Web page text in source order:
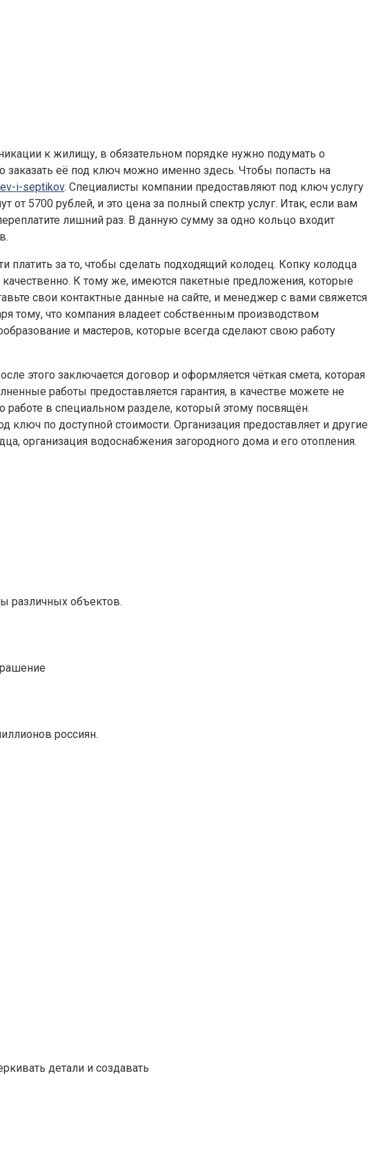
к жилищу, в обязательном порядке нужно подумать о
заказать её под ключ можно именно здесь. Чтобы попасть на
i-septikov. Специалисты компании предоставляют под ключ услугу
от 5700 рублей, и это цена за полный спектр услуг. Итак, если вам
лишний раз. В данную сумму за одно кольцо входит
за то, чтобы сделать подходящий колодец. Копку колодца
К тому же, имеются пакетные предложения, которые
свои контактные данные на сайте, и менеджер с вами свяжется
тому, что компания владеет собственным производством
и мастеров, которые всегда сделают свою работу
этого заключается договор и оформляется чёткая смета, которая
работы предоставляется гарантия, в качестве можете не
в специальном разделе, который этому посвящён.
по доступной стоимости. Организация предоставляет и другие
организация водоснабжения загородного дома и его отопления.
различных объектов.
россиян.
детали и создавать